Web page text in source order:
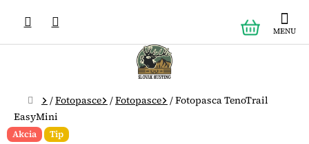
obsah
KOŠÍK
Domov
/Fotopasce /Fotopasce /Fotopasca TenoTrail
EasyMini
Akcia Tip